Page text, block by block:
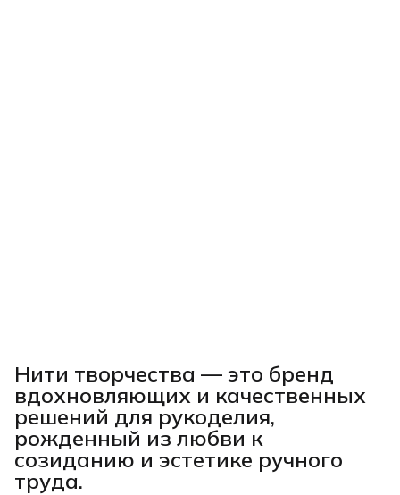
Нити творчества — это бренд
вдохновляющих и качественных
решений для рукоделия,
рожденный из любви к
созиданию и эстетике ручного
труда.